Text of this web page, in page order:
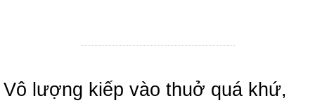
Vô lượng kiếp vào thuở quá khứ,